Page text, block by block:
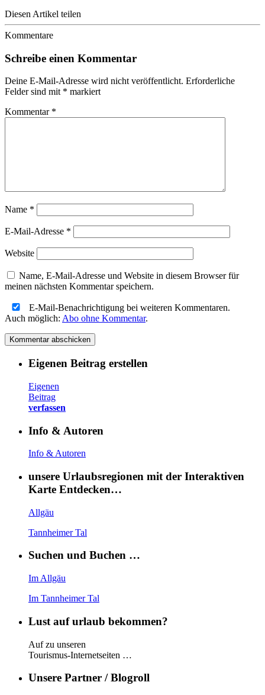
Diesen Artikel teilen
Kommentare
Schreibe einen Kommentar
Deine E-Mail-Adresse wird nicht veröffentlicht. Erforderliche
Felder sind mit * markiert
Kommentar *
Name *
E-Mail-Adresse *
Website
Name, E-Mail-Adresse und Website in diesem Browser für
meinen nächsten Kommentar speichern.
E-Mail-Benachrichtigung bei weiteren Kommentaren.
Auch möglich: Abo ohne Kommentar.
Eigenen Beitrag erstellen
Eigenen
Beitrag
verfassen
Info & Autoren
Info & Autoren
unsere Urlaubsregionen mit der Interaktiven
Karte Entdecken…
Allgäu
Tannheimer Tal
Suchen und Buchen …
Im Allgäu
Im Tannheimer Tal
Lust auf urlaub bekommen?
Auf zu unseren
Tourismus-Internetseiten …
Unsere Partner / Blogroll